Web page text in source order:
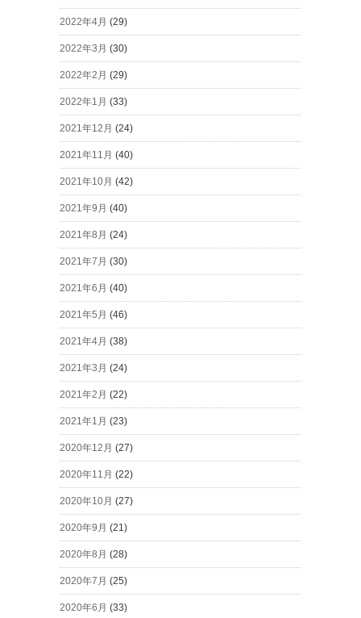
2022年4月 (29)
2022年3月 (30)
2022年2月 (29)
2022年1月 (33)
2021年12月 (24)
2021年11月 (40)
2021年10月 (42)
2021年9月 (40)
2021年8月 (24)
2021年7月 (30)
2021年6月 (40)
2021年5月 (46)
2021年4月 (38)
2021年3月 (24)
2021年2月 (22)
2021年1月 (23)
2020年12月 (27)
2020年11月 (22)
2020年10月 (27)
2020年9月 (21)
2020年8月 (28)
2020年7月 (25)
2020年6月 (33)